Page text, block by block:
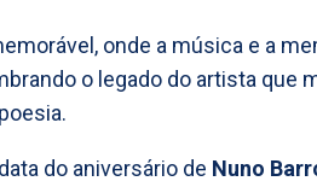
onde a música e a
o legado do artista que
do aniversário de Nuno